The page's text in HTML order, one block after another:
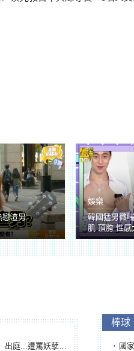
戀渣男
娛樂
韓國猛男微
肌 頂胯 性感
地獄 張淑娟批：舌頭殺人有罪
棒球
國家